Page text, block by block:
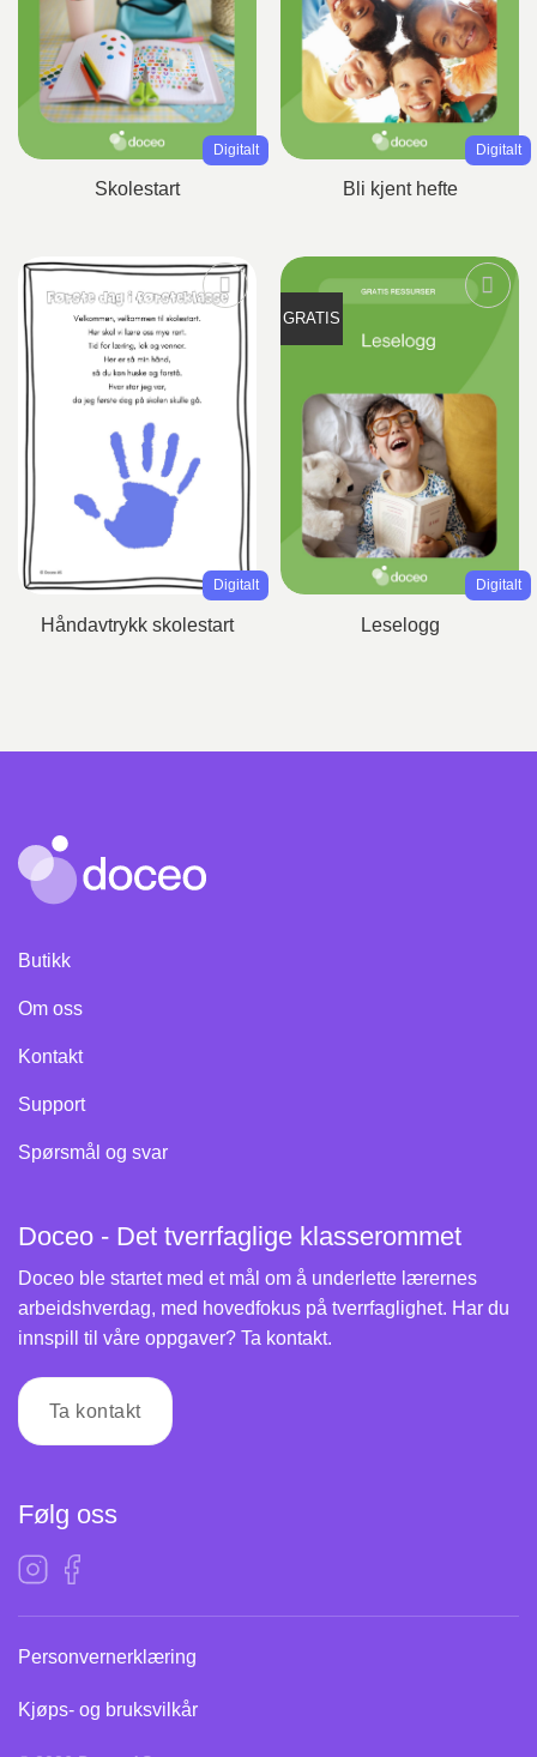
Digitalt
Skolestart
Digitalt
Bli kjent hefte
Digitalt
Håndavtrykk skolestart
GRATIS
Digitalt
Leselogg
Butikk
Om oss
Kontakt
Support
Spørsmål og svar
Doceo - Det tverrfaglige klasserommet
Doceo ble startet med et mål om å underlette lærernes
arbeidshverdag, med hovedfokus på tverrfaglighet. Har du
innspill til våre oppgaver? Ta kontakt.
Ta kontakt
Følg oss
Personvernerklæring
Kjøps- og bruksvilkår